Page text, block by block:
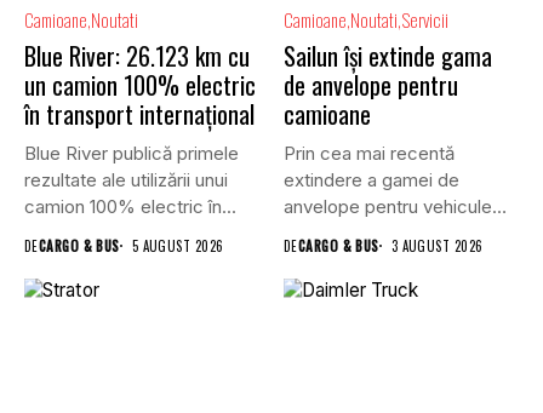
Camioane Noutati
Blue River: 26.123 km cu
un camion 100% electric
în transport internațional
Blue River publică primele
rezultate ale utilizării unui
camion 100% electric în...
DECARGO & BUS 5 AUGUST 2026
Camioane Noutati Servicii
Sailun își extinde gama
de anvelope pentru
camioane
Prin cea mai recentă
extindere a gamei de
anvelope pentru vehicule
DECARGO & BUS 3 AUGUST 2026